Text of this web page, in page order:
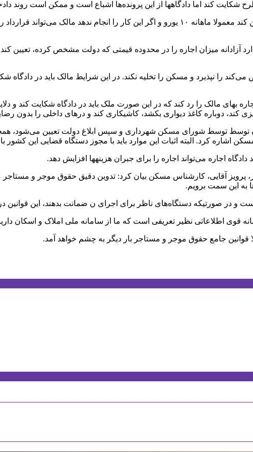
طرح شکایت کند اما دادگاهها از این پرونده‌ها اشباع است و ممکن است روند
علاوه بر این، مستأجر باید بیمه‌نامه ملک برای جبران خسارات احتمالی را تأمین کند معمولا ماهانه ۱۰ یورو
آزادانه میزان اجاره را در محدوده قیمتی که دولت مشخص کرده،
را نپذیرد و مسکن را تخلیه نکند. در این شرایط مالک باید در دادگاه
مالک را رد کند که در این صورت ملک باید در دادگاه شکایت کند و
کند، دوباره کاغذ دیواری بکشد، کاشیکاری کند و درهای داخلی را
آن توسط توسط شورای مسکن شهرداری و سپس ابلاغ دولت تعیین می‌شود،
اشاره کرد. البته اثبات این موارد باید با مجوز دستگاه قضایی این کشور
اجاره می‌تواند اجاره را برای جبران هزینهها افزایش دهد.
پرویز آقایی، کارشناس مسکن بیان کرد: تدوین دقیق حقوق موجر و
به این سمت برویم.
و در صورتیکه دستگاه‌های ناظر برای اجرای ن ضمانت بدهند، این قوانین در
قوی اطلاعاتی نظیر تعریفی است که ما از سامانه ملی املاک و اسکان
قوانین جامع حقوق موجر و مستاجر بار دیگر به چشم خواهد آمد.